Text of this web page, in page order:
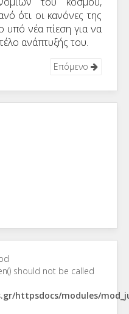
ότι οι κανόνες της
υπό νέα πίεση για να
ανάπτυξής του.
Επόμενο
should not be called
httpsdocs/modules/